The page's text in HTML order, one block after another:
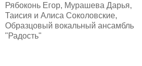
Рябоконь Егор, Мурашева Дарья,
Таисия и Алиса Соколовские,
Образцовый вокальный ансамбль
"Радость"